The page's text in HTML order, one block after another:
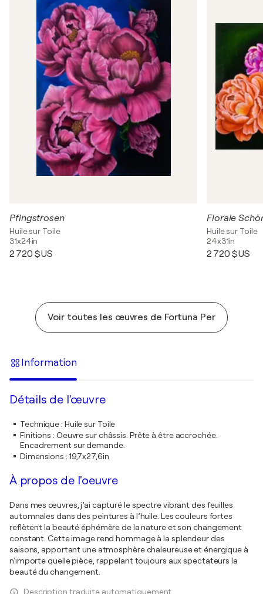
Pfingstrosen
Huile sur Toile
31x24in
2 720 $US
Florale
Huile sur Toile
24x31in
2 720 $US
Voir toutes les œuvres de Fortuna Per
Information
Détails de l'œuvre
Technique: Huile sur Toile
Finitions : Oeuvre sur châssis. Prête à être accrochée.
Encadrement sur demande.
Dimensions : 19,7x27,6in
À propos de l'oeuvre
Dans mes œuvres, j’ai capturé le spectre vibrant des feuilles
automnales dans des peintures à l’huile. Les couleurs fortes
reflètent la beauté éphémère de la nature et son changement
constant. Cette image rend hommage à la splendeur des
saisons, apportant une atmosphère chaleureuse et énergique à
n'importe quelle pièce, rappelant toujours aux spectateurs la
beauté du changement.
Description traduite automatiquement.